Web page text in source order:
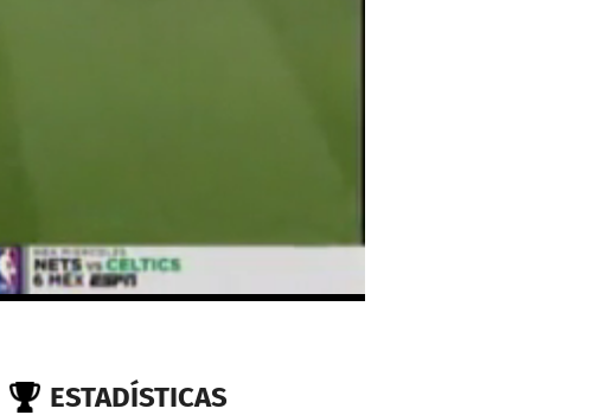
ESTADÍSTICAS